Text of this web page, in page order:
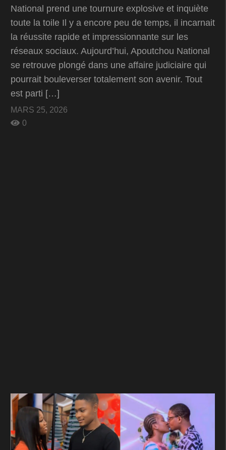
National prend une tournure explosive et inquiète
toute la toile Il y a encore peu de temps, il incarnait
la réussite rapide et impressionnante sur les
réseaux sociaux. Aujourd’hui, Apoutchou National
se retrouve plongé dans une affaire judiciaire qui
pourrait bouleverser totalement son avenir. Tout
est parti […]
MARS 25, 2026
0